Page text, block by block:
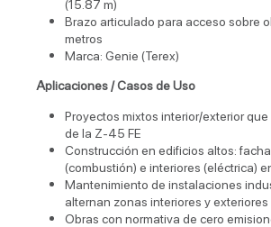
(15.87 m)
Brazo articulado para acceso sobre
metros
Marca: Genie (Terex)
Aplicaciones / Casos de Uso
Proyectos mixtos interior/exterior que
de la Z-45 FE
Construcción en edificios altos:
(combustión) e interiores (eléctrica)
Mantenimiento de instalaciones
alternan zonas interiores y
Obras con normativa de cero